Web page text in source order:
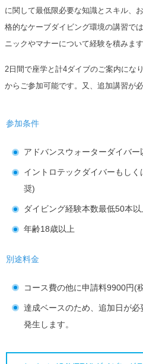
に関して最低限必要な知識とスキル、
格的なケーブダイビング環境の講習で
ニックやマナーについて経験を積みます
2日間で座学と計4ダイブのご案内にな
からご参加可能です。又、追加講習が
参加条件
アドバンスウォーターダイバー
イントロテックダイバーもし
奨)
ダイビング経験本数最低50本以
年齢18歳以上
別途料金
コース費の他に申請料9900円(
達成ベースのため、追加日が
発生します。